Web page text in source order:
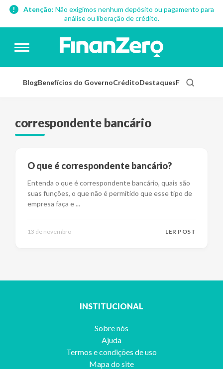
Atenção: Não exigimos nenhum depósito ou pagamento para
análise ou liberação de crédito.
BlogBenefícios do GovernoCréditoDestaquesFinanças
correspondente bancário
O que é correspondente bancário?
Entenda o que é correspondente bancário, quais são
suas funções, o que não é permitido que esse tipo de
empresa faça e...
13 de novembro LER POST
INSTITUCIONAL
Sobre nós
Ajuda
Termos e condições de uso
Mapa do site